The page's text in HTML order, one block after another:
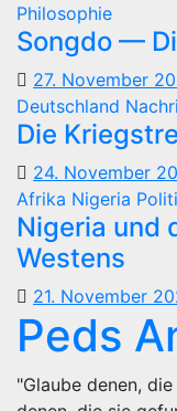
Philosophie
Songdo —
27. November
Deutschland
Die
24. November
Afrika Nigeria
Nigeria und
Westens
21. November
Peds
"Glaube denen,